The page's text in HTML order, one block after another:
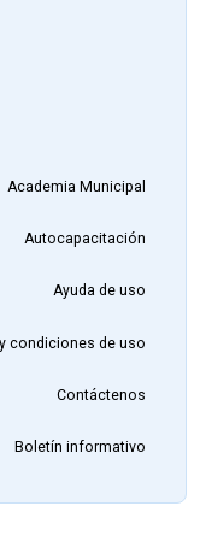
Academia Municipal
Autocapacitación
Ayuda de uso
condiciones de uso
Contáctenos
Boletín informativo